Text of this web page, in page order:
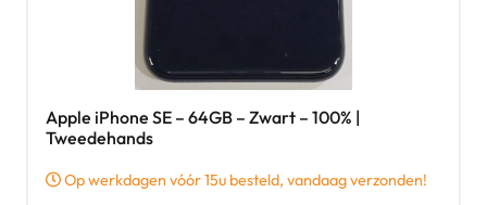
Apple iPhone SE – 64GB – Zwart – 100% |
Tweedehands
Op werkdagen vóór 15u besteld, vandaag verzonden!